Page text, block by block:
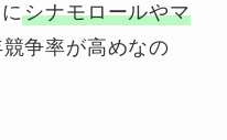
シナモロールやマ
争率が高めなの